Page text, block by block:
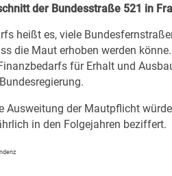
der Bundesstraße 521 in
heißt es, viele
die Maut erhoben werden
für Erhalt und
Ausweitung der Mautpflicht
in den Folgejahren beziffert.